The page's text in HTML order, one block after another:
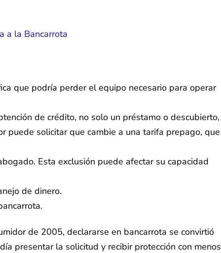
a la Bancarrota
que podría perder el equipo necesario para operar
de crédito, no solo un préstamo o descubierto,
puede solicitar que cambie a una tarifa prepago, que
Esta exclusión puede afectar su capacidad
de dinero.
de 2005, declararse en bancarrota se convirtió
presentar la solicitud y recibir protección con menos